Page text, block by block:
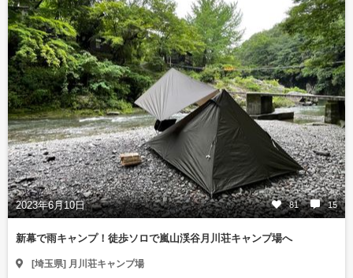
2023年6月10日 81 15
新幕で雨キャンプ！徒歩ソロで嵐山渓谷月川荘キャンプ場へ
[埼玉県] 月川荘キャンプ場